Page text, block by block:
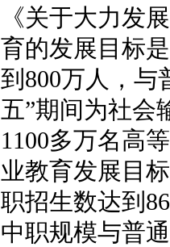
《关于大力发
育的发展目标
到800万人，与
五”期间为社会
1100多万名高
业教育发展目
职招生数达到
中职规模与普